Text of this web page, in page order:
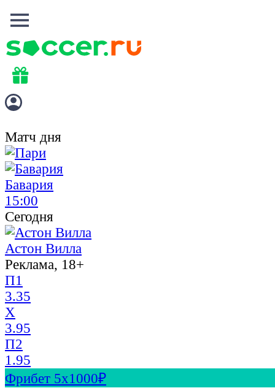
Матч дня
Бавария
15:00
Сегодня
Астон Вилла
Реклама, 18+
П1
3.35
X
3.95
П2
1.95
Фрибет 5х1000₽